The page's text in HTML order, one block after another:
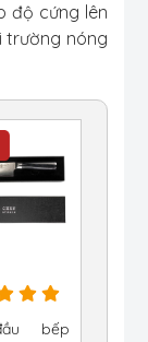
độ cứng lên
trường nóng
bếp